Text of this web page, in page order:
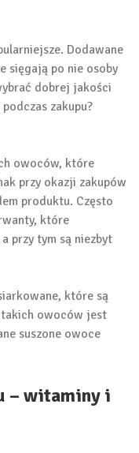
Dodawane
sięgają po nie osoby
dobrej jakości
zakupu?
owoców, które
przy okazji zakupów
produktu. Często
które
przy tym są niezbyt
które są
takich owoców jest
suszone owoce
– witaminy i